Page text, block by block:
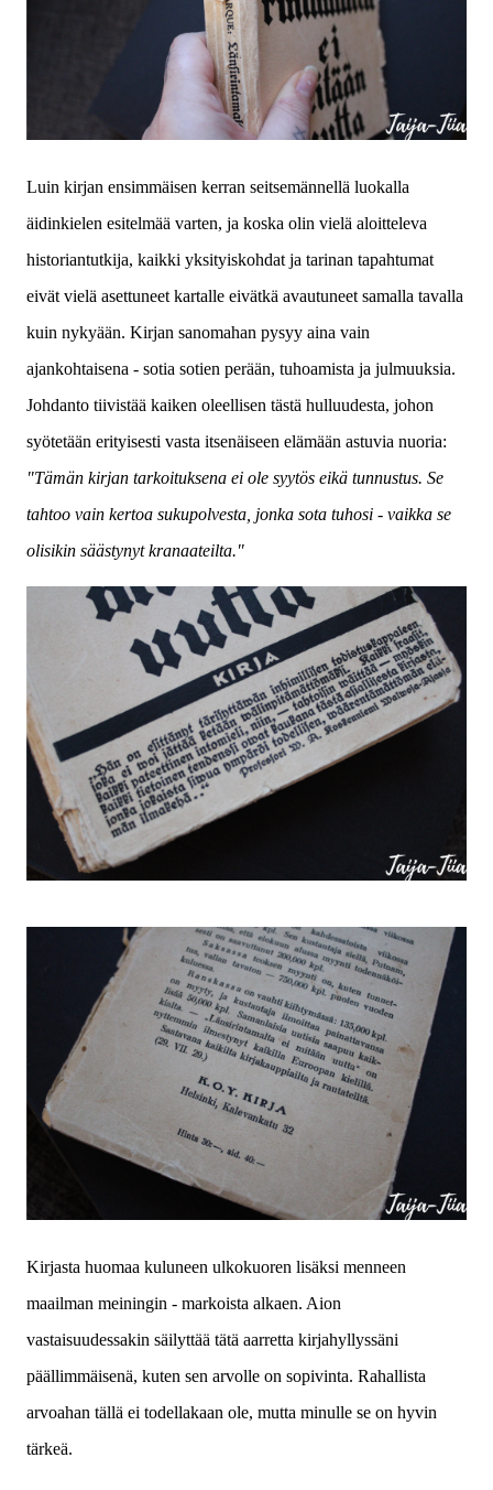
Luin kirjan ensimmäisen kerran seitsemännellä luokalla
äidinkielen esitelmää varten, ja koska olin vielä aloitteleva
historiantutkija, kaikki yksityiskohdat ja tarinan tapahtumat
eivät vielä asettuneet kartalle eivätkä avautuneet samalla tavalla
kuin nykyään. Kirjan sanomahan pysyy aina vain
ajankohtaisena - sotia sotien perään, tuhoamista ja julmuuksia.
Johdanto tiivistää kaiken oleellisen tästä hulluudesta, johon
syötetään erityisesti vasta itsenäiseen elämään astuvia nuoria:
"Tämän kirjan tarkoituksena ei ole syytös eikä tunnustus. Se
tahtoo vain kertoa sukupolvesta, jonka sota tuhosi - vaikka se
olisikin säästynyt kranaateilta."
Kirjasta huomaa kuluneen ulkokuoren lisäksi menneen
maailman meiningin - markoista alkaen. Aion
vastaisuudessakin säilyttää tätä aarretta kirjahyllyssäni
päällimmäisenä, kuten sen arvolle on sopivinta. Rahallista
arvoahan tällä ei todellakaan ole, mutta minulle se on hyvin
tärkeä.